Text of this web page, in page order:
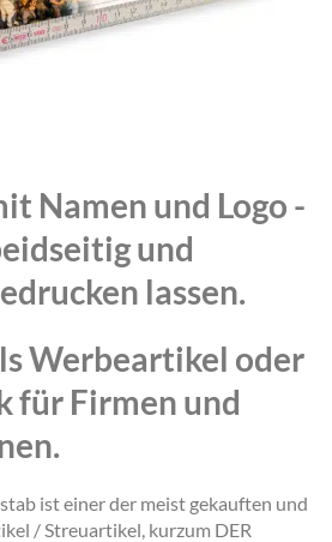
Namen und Logo -
und
lassen.
Werbeartikel oder
für Firmen und
ist einer der meist gekauften und
/ Streuartikel, kurzum DER